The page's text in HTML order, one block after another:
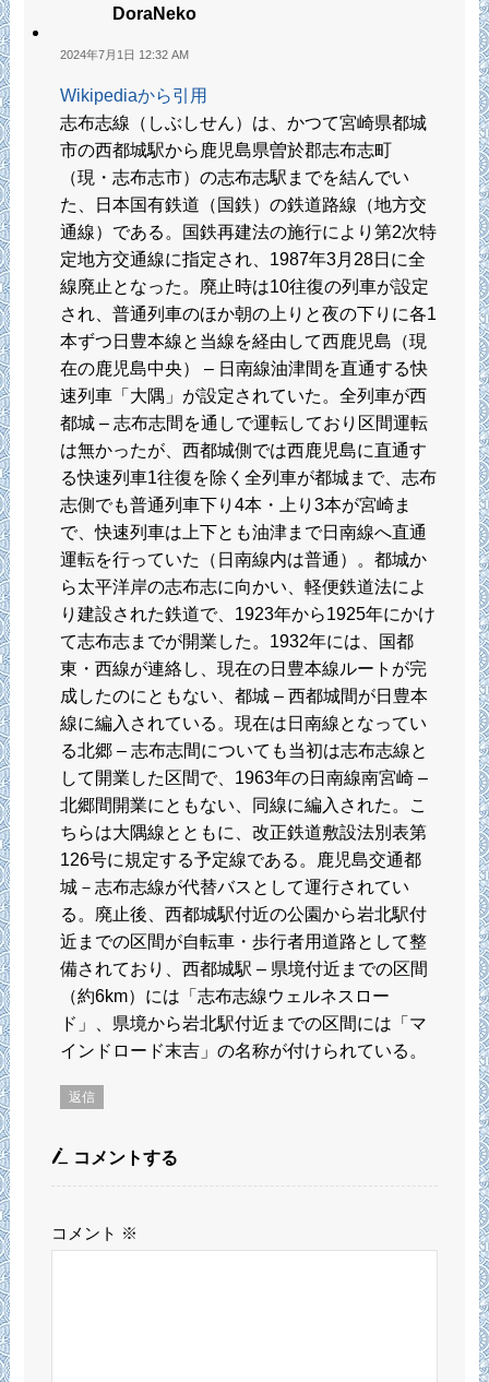
DoraNeko
2024年7月1日 12:32 AM
Wikipediaから引用
志布志線（しぶしせん）は、かつて宮崎県都城
市の西都城駅から鹿児島県曽於郡志布志町
（現・志布志市）の志布志駅までを結んでい
た、日本国有鉄道（国鉄）の鉄道路線（地方交
通線）である。国鉄再建法の施行により第2次特
定地方交通線に指定され、1987年3月28日に全
線廃止となった。廃止時は10往復の列車が設定
され、普通列車のほか朝の上りと夜の下りに各1
本ずつ日豊本線と当線を経由して西鹿児島（現
在の鹿児島中央） – 日南線油津間を直通する快
速列車「大隅」が設定されていた。全列車が西
都城 – 志布志間を通しで運転しており区間運転
は無かったが、西都城側では西鹿児島に直通す
る快速列車1往復を除く全列車が都城まで、志布
志側でも普通列車下り4本・上り3本が宮崎ま
で、快速列車は上下とも油津まで日南線へ直通
運転を行っていた（日南線内は普通）。都城か
ら太平洋岸の志布志に向かい、軽便鉄道法によ
り建設された鉄道で、1923年から1925年にかけ
て志布志までが開業した。1932年には、国都
東・西線が連絡し、現在の日豊本線ルートが完
成したのにともない、都城 – 西都城間が日豊本
線に編入されている。現在は日南線となってい
る北郷 – 志布志間についても当初は志布志線と
して開業した区間で、1963年の日南線南宮崎 –
北郷間開業にともない、同線に編入された。こ
ちらは大隅線とともに、改正鉄道敷設法別表第
126号に規定する予定線である。鹿児島交通都
城－志布志線が代替バスとして運行されてい
る。廃止後、西都城駅付近の公園から岩北駅付
近までの区間が自転車・歩行者用道路として整
備されており、西都城駅 – 県境付近までの区間
（約6km）には「志布志線ウェルネスロー
ド」、県境から岩北駅付近までの区間には「マ
インドロード末吉」の名称が付けられている。
返信
コメントする
コメント ※